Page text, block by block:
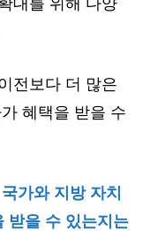
대를 위해 다양
전보다 더 많은
혜택을 받을 수
국가와 지방 자치
받을 수 있는지는